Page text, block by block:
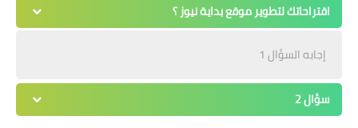
اقتراحاتك لتطوير موقع بداية نيوز ؟
إجابه السؤال 1
سؤال 2